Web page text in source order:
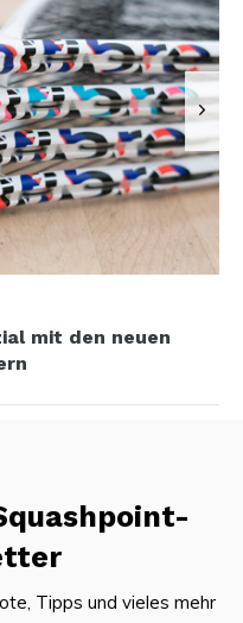
mit den neuen
Tipps und vieles mehr